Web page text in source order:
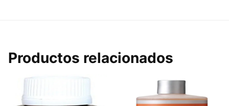
Productos relacionados